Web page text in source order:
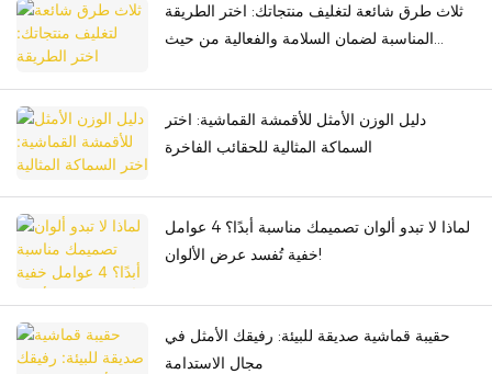
ثلاث طرق شائعة لتغليف منتجاتك: اختر الطريقة
المناسبة لضمان السلامة والفعالية من حيث
دليل الوزن الأمثل للأقمشة القماشية: اختر
السماكة المثالية للحقائب الفاخرة
لماذا لا تبدو ألوان تصميمك مناسبة أبدًا؟ 4 عوامل
خفية تُفسد عرض الألوان!
حقيبة قماشية صديقة للبيئة: رفيقك الأمثل في
مجال الاستدامة